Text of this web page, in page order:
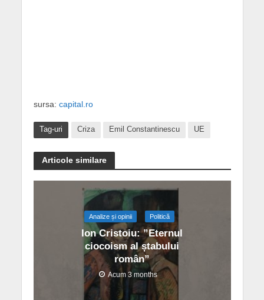
sursa: capital.ro
Tag-uri Criza Emil Constantinescu UE
Articole similare
Analize și opinii Politică
Ion Cristoiu: ”Eternul
ciocoism al ștabului
român”
Acum 3 months